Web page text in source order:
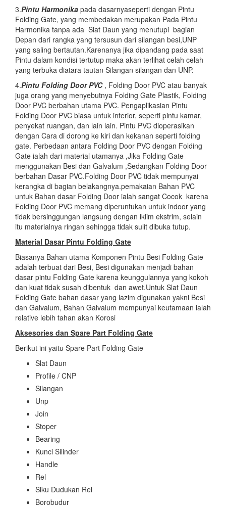
3.Pintu Harmonika pada dasarnyaseperti dengan Pintu
Folding Gate, yang membedakan merupakan Pada Pintu
Harmonika tanpa ada Slat Daun yang menutupi bagian
Depan dari rangka yang tersusun dari silangan besi,UNP
yang saling bertautan.Karenanya jika dipandang pada saat
Pintu dalam kondisi tertutup maka akan terlihat celah celah
yang terbuka diatara tautan Silangan silangan dan UNP.
4.Pintu Folding Door PVC, Folding Door PVC atau banyak
juga orang yang menyebutnya Folding Gate Plastik, Folding
Door PVC berbahan utama PVC. Pengaplikasian Pintu
Folding Door PVC biasa untuk interior, seperti pintu kamar,
penyekat ruangan, dan lain lain. Pintu PVC dioperasikan
dengan Cara di dorong ke kiri dan kekanan seperti folding
gate. Perbedaan antara Folding Door PVC dengan Folding
Gate ialah dari material utamanya ,Jika Folding Gate
menggunakan Besi dan Galvalum ,Sedangkan Folding Door
berbahan Dasar PVC.Folding Door PVC tidak mempunyai
kerangka di bagian belakangnya.pemakaian Bahan PVC
untuk Bahan dasar Folding Door ialah sangat Cocok karena
Folding Door PVC memang diperuntukan untuk indoor yang
tidak bersinggungan langsung dengan iklim ekstrim, selain
itu materialnya ringan sehingga tidak sulit dibuka tutup.
Material Dasar Pintu Folding Gate
Biasanya Bahan utama Komponen Pintu Besi Folding Gate
adalah terbuat dari Besi, Besi digunakan menjadi bahan
dasar pintu Folding Gate karena keunggulannya yang kokoh
dan kuat tidak susah dibentuk dan awet.Untuk Slat Daun
Folding Gate bahan dasar yang lazim digunakan yakni Besi
dan Galvalum, Bahan Galvalum mempunyai keutamaan ialah
relative lebih tahan akan Korosi
Aksesories dan Spare Part Folding Gate
Berikut ini yaitu Spare Part Folding Gate
Slat Daun
Profile / CNP
Silangan
Unp
Join
Stoper
Bearing
Kunci Silinder
Handle
Rel
Siku Dudukan Rel
Borobudur